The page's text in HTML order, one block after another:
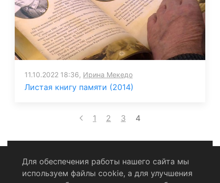
11.10.2022 18:36, Ирина Мекедо
Листая книгу памяти (2014)
1 2 3 4
Политика конфиденциальности
Для обеспечения работы нашего сайта мы
используем файлы cookie, а для улучшения